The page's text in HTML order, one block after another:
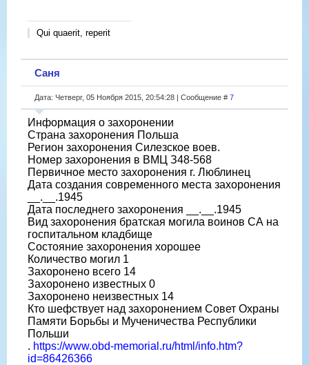
Qui quaerit, reperit
Саня
Дата: Четверг, 05 Ноября 2015, 20:54:28 | Сообщение # 7
Информация о захоронении
Страна захоронения Польша
Регион захоронения Силезское воев.
Номер захоронения в ВМЦ З48-568
Первичное место захоронения г. Люблинец
Дата создания современного места захоронения
__.__.1945
Дата последнего захоронения __.__.1945
Вид захоронения братская могила воинов СА на
госпитальном кладбище
Состояние захоронения хорошее
Количество могил 1
Захоронено всего 14
Захоронено известных 0
Захоронено неизвестных 14
Кто шефствует над захоронением Совет Охраны
Памяти Борьбы и Мученичества Республики
Польши
. https://www.obd-memorial.ru/html/info.htm?
id=86426366